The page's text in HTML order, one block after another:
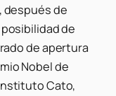
después de
de
de apertura
Nobel de
Cato,